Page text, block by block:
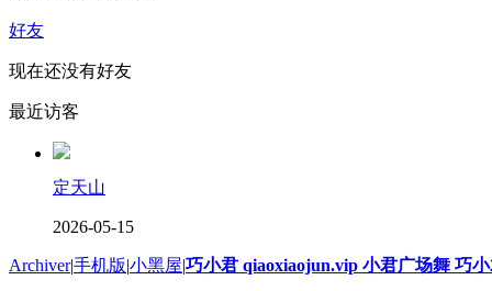
好友
现在还没有好友
最近访客
定天山
2026-05-15
Archiver|手机版|小黑屋|巧小君 qiaoxiaojun.vip 小君广场舞 巧